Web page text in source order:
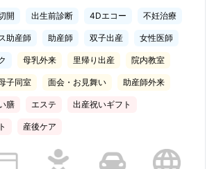
開 出生前診断 4Dエコー 不妊治療
助産師 助産師 双子出産 女性医師
母乳外来 里帰り出産 院内教室
子同室 面会・お見舞い 助産師外来
膳 エステ 出産祝いギフト
産後ケア